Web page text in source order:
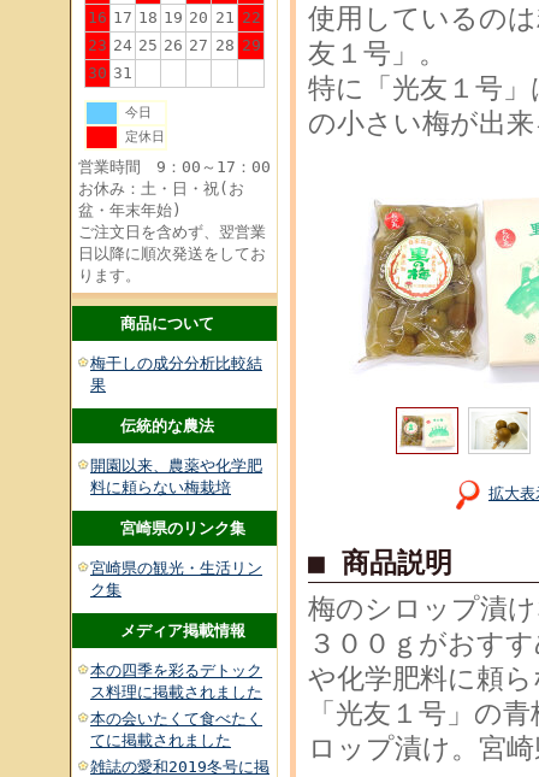
16 17 18 19 20 21 22
23 24 25 26 27 28 29
30 31
今日
定休日
営業時間 9：00～17：00
お休み：土・日・祝(お
盆・年末年始)
ご注文日を含めず、翌営業
日以降に順次発送をしてお
ります。
商品について
梅干しの成分分析比較結
果
伝統的な農法
開園以来、農薬や化学肥
料に頼らない梅栽培
宮崎県のリンク集
宮崎県の観光・生活リン
ク集
メディア掲載情報
本の四季を彩るデトック
ス料理に掲載されました
本の会いたくて食べたく
てに掲載されました
雑誌の愛和2019冬号に掲
使用しているの
友１号」。
特に「光友１号
の小さい梅が出
拡大表
■ 商品説明
梅のシロップ漬
３００ｇがおす
や化学肥料に頼
「光友１号」の
ロップ漬け。宮